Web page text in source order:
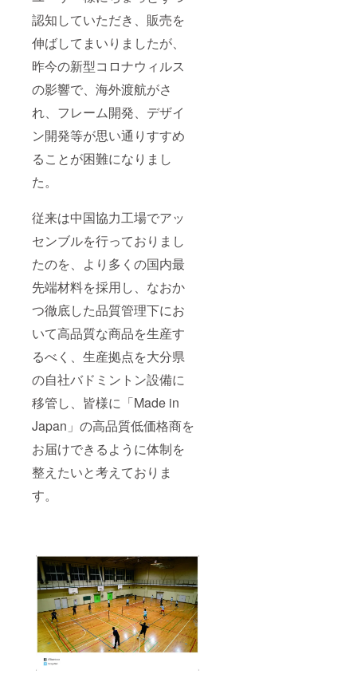
認知していただき、販売を
伸ばしてまいりましたが、
昨今の新型コロナウィルス
の影響で、海外渡航がさ
れ、フレーム開発、デザイ
ン開発等が思い通りすすめ
ることが困難になりまし
た。
従来は中国協力工場でアッ
センブルを行っておりまし
たのを、より多くの国内最
先端材料を採用し、なおか
つ徹底した品質管理下にお
いて高品質な商品を生産す
るべく、生産拠点を大分県
の自社バドミントン設備に
移管し、皆様に「Made in
Japan」の高品質低価格商を
お届けできるように体制を
整えたいと考えておりま
す。